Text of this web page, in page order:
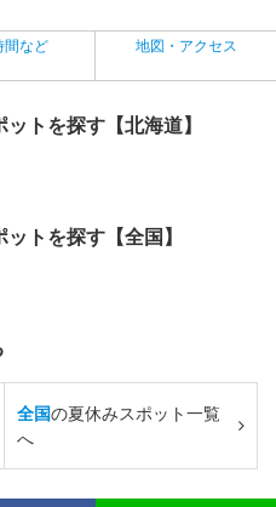
間など 地図・アクセス
トを探す【北海道】
トを探す【全国】
全国の夏休みスポット一覧
へ